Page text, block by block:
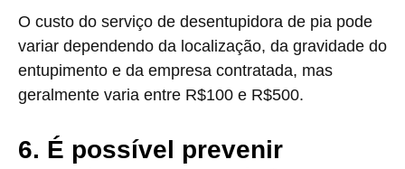
O custo do serviço de desentupidora de pia pode
variar dependendo da localização, da gravidade do
entupimento e da empresa contratada, mas
geralmente varia entre R$100 e R$500.
6. É possível prevenir